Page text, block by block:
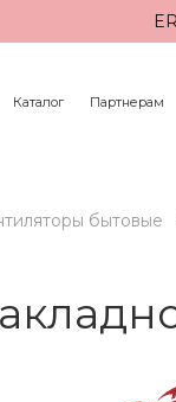
Каталог Партнерам
бытовые